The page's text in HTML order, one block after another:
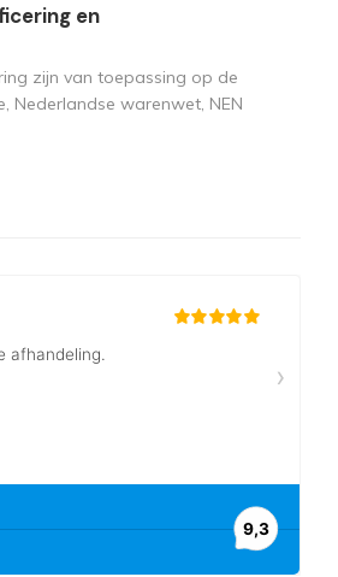
en
zijn van toepassing op de
Nederlandse warenwet, NEN